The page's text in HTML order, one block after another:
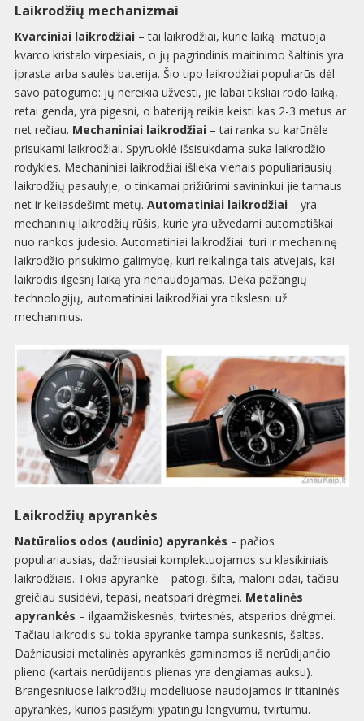
Laikrodžių mechanizmai
Kvarciniai laikrodžiai– tai laikrodžiai, kurie laiką matuoja
kvarco kristalo virpesiais, o jų pagrindinis maitinimo šaltinis yra
įprasta arba saulės baterija. Šio tipo laikrodžiai populiarūs dėl
savo patogumo: jų nereikia užvesti, jie labai tiksliai rodo laiką,
retai genda, yra pigesni, o bateriją reikia keisti kas 2-3 metus ar
net rečiau. Mechaniniai laikrodžiai– tai ranka su karūnėle
prisukami laikrodžiai. Spyruoklė išsisukdama suka laikrodžio
rodykles. Mechaniniai laikrodžiai išlieka vienais populiariausių
laikrodžių pasaulyje, o tinkamai prižiūrimi savininkui jie tarnaus
net ir keliasdešimt metų. Automatiniai laikrodžiai– yra
mechaninių laikrodžių rūšis, kurie yra užvedami automatiškai
nuo rankos judesio. Automatiniai laikrodžiai turi ir mechaninę
laikrodžio prisukimo galimybę, kuri reikalinga tais atvejais, kai
laikrodis ilgesnį laiką yra nenaudojamas. Dėka pažangių
technologijų, automatiniai laikrodžiai yra tikslesni už
mechaninius.
Laikrodžių apyrankės
Natūralios odos (audinio) apyrankės – pačios
populiariausias, dažniausiai komplektuojamos su klasikiniais
laikrodžiais. Tokia apyrankė – patogi, šilta, maloni odai, tačiau
greičiau susidėvi, tepasi, neatspari drėgmei. Metalinės
apyrankės – ilgaamžiskesnės, tvirtesnės, atsparios drėgmei.
Tačiau laikrodis su tokia apyranke tampa sunkesnis, šaltas.
Dažniausiai metalinės apyrankės gaminamos iš nerūdijančio
plieno (kartais nerūdijantis plienas yra dengiamas auksu).
Brangesniuose laikrodžių modeliuose naudojamos ir titaninės
apyrankės, kurios pasižymi ypatingu lengvumu, tvirtumu.